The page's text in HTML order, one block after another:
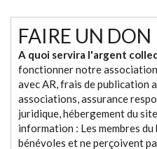
FAIRE UN DON
A quoi servira l'argent
fonctionner notre
avec AR, frais de publication
associations, assurance
juridique, hébergement du
information : Les membres
bénévoles et ne perçoivent